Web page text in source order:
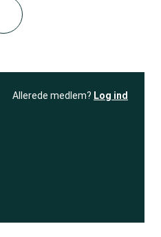
Allerede medlem? Log ind